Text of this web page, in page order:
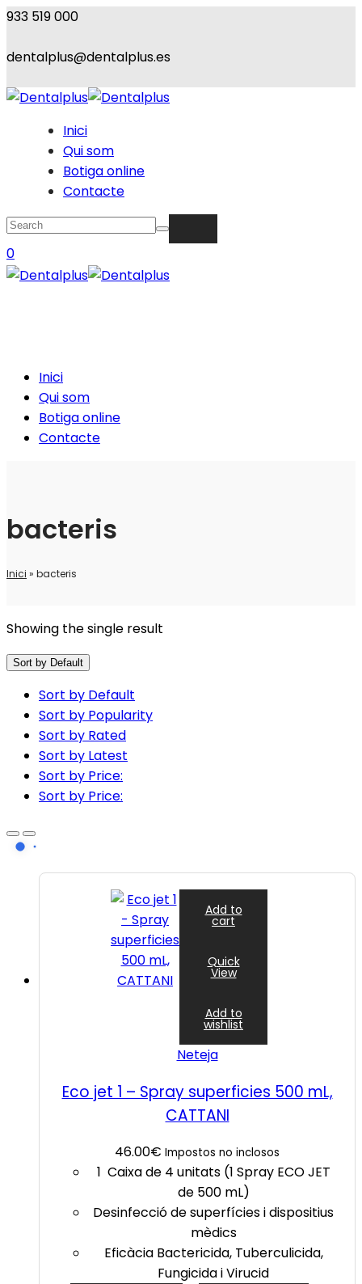
933 519 000
dentalplus@dentalplus.es
Inici
Qui som
Botiga online
Contacte
0
Inici
Qui som
Botiga online
Contacte
bacteris
Inici » bacteris
Showing the single result
Sort by Default
Sort by Default
Sort by Popularity
Sort by Rated
Sort by Latest
Sort by Price:
Sort by Price:
Add to
cart
Quick
View
Add to
wishlist
Neteja
Eco jet 1 – Spray superficies 500 mL,
CATTANI
46.00€ Impostos no inclosos
1 Caixa de 4 unitats (1 Spray ECO JET
de 500 mL)
Desinfecció de superfícies i dispositius
mèdics
Eficàcia Bactericida, Tuberculicida,
Fungicida i Virucid